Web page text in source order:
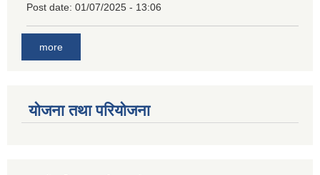
Post date: 01/07/2025 - 13:06
more
योजना तथा परियोजना